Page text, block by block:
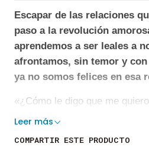
Escapar de las relaciones
paso a la revolución
aprendemos a ser leales a
afrontamos, sin temor y
ya no somos felices en esa
«¿Cómo le digo que me
para reinventarme y disfrutar
Leer más
COMPARTIR ESTE PRODUCTO